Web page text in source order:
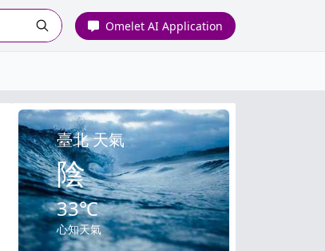
Omelet AI Application
臺北 天氣
陰
33℃
心知天氣